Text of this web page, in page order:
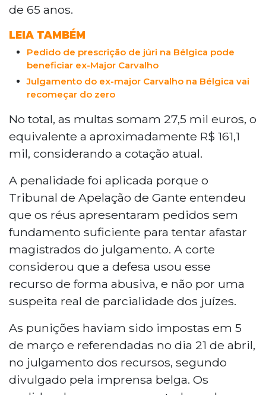
investiga uma rede de tráfico de drogas ligada
belga Flor Bressers, acusados de enviar 16
toneladas de cocaína pela Europa.
de 65 anos.
LEIA TAMBÉM
Pedido de prescrição de júri na Bélgica pode
beneficiar ex-Major Carvalho
Julgamento do ex-major Carvalho na Bélgica vai
recomeçar do zero
No total, as multas somam 27,5 mil euros, o
equivalente a aproximadamente R$ 161,1
mil, considerando a cotação atual.
A penalidade foi aplicada porque o
Tribunal de Apelação de Gante entendeu
que os réus apresentaram pedidos sem
fundamento suficiente para tentar afastar
magistrados do julgamento. A corte
considerou que a defesa usou esse
recurso de forma abusiva, e não por uma
suspeita real de parcialidade dos juízes.
As punições haviam sido impostas em 5
de março e referendadas no dia 21 de abril,
no julgamento dos recursos, segundo
divulgado pela imprensa belga. Os